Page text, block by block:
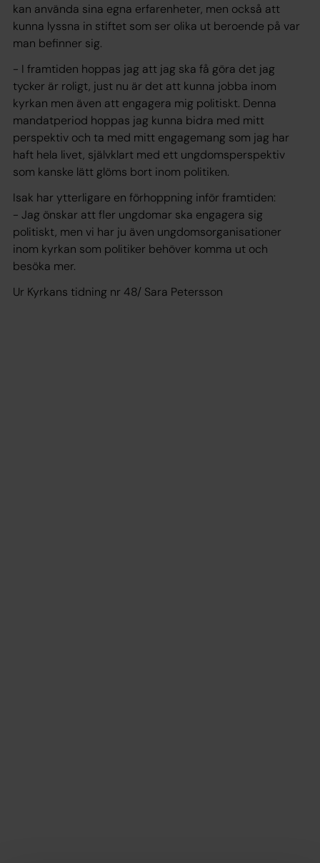
kan använda sina egna erfarenheter, men också att
kunna lyssna in stiftet som ser olika ut beroende på var
man befinner sig.
- I framtiden hoppas jag att jag ska få göra det jag
tycker är roligt, just nu är det att kunna jobba inom
kyrkan men även att engagera mig politiskt. Denna
mandatperiod hoppas jag kunna bidra med mitt
perspektiv och ta med mitt engagemang som jag har
haft hela livet, självklart med ett ungdomsperspektiv
som kanske lätt glöms bort inom politiken.
Isak har ytterligare en förhoppning inför framtiden:
- Jag önskar att fler ungdomar ska engagera sig
politiskt, men vi har ju även ungdomsorganisationer
inom kyrkan som politiker behöver komma ut och
besöka mer.
Ur Kyrkans tidning nr 48/ Sara Petersson